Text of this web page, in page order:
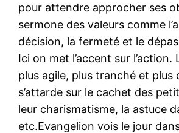
pour attendre approcher ses
sermone des valeurs comme
décision, la fermeté et le
Ici on met l’accent sur l’action.
plus agile, plus tranché et plus
s’attarde sur le cachet des
leur charismatisme, la astuce
etc.Evangelion vois le jour